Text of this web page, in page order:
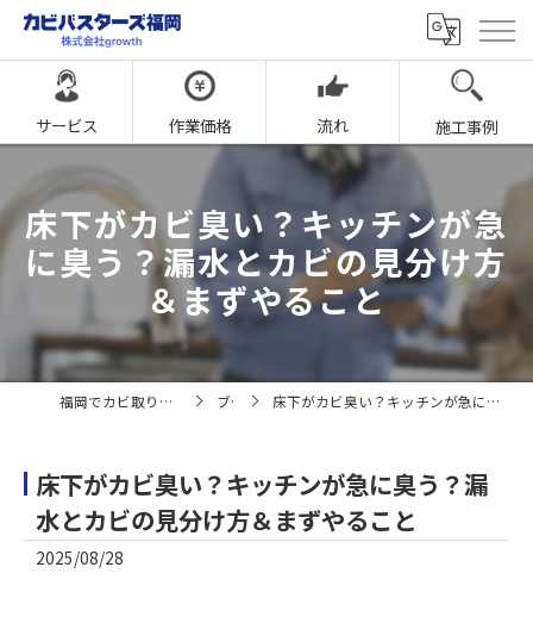
サービス 作業価格 流れ 施工事例
床下がカビ臭い？キッチンが急
に臭う？漏水とカビの見分け方
＆まずやること
福岡でカビ取りならカビバスターズ福岡 ブログ 床下がカビ臭い？キッチンが急に臭う？漏水とカビの見分け方＆まずやること
床下がカビ臭い？キッチンが急に臭う？漏
水とカビの見分け方＆まずやること
2025/08/28